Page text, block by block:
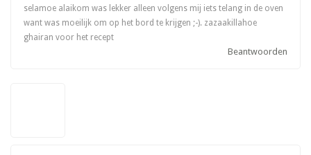
selamoe alaikom was lekker alleen volgens mij iets telang in de oven
want was moeilijk om op het bord te krijgen ;-). zazaakillahoe
ghairan voor het recept
Beantwoorden